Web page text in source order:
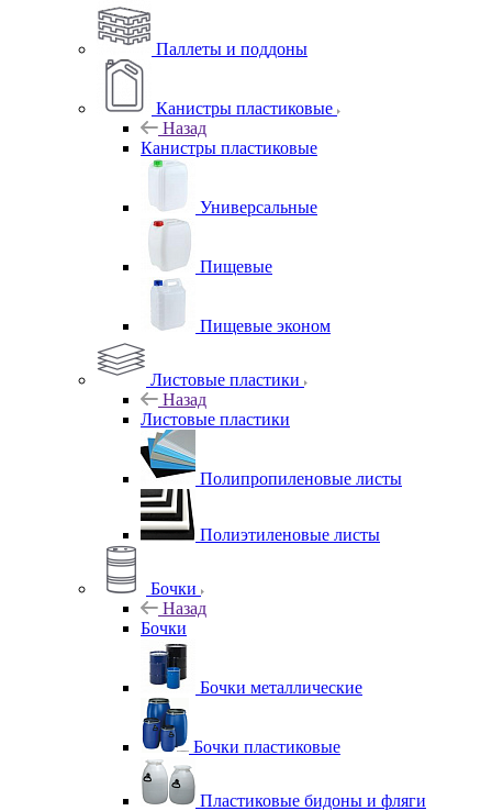
Паллеты и поддоны
Канистры пластиковые
Назад
Канистры пластиковые
Универсальные
Пищевые
Пищевые эконом
Листовые пластики
Назад
Листовые пластики
Полипропиленовые листы
Полиэтиленовые листы
Бочки
Назад
Бочки
Бочки металлические
Бочки пластиковые
Пластиковые бидоны и фляги